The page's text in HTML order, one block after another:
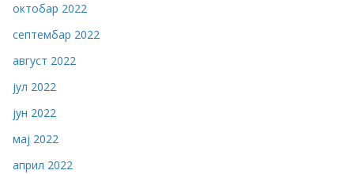
октобар 2022
септембар 2022
август 2022
јул 2022
јун 2022
мај 2022
април 2022